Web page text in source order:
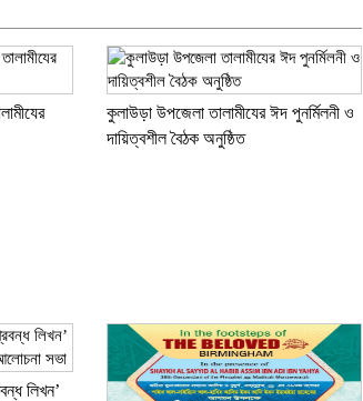
কুলাউড়া উপজেলা তালামীযের ঈদ পুনর্মিলনী ও
দায়িত্বশীল বৈঠক অনুষ্ঠিত
লিখন’